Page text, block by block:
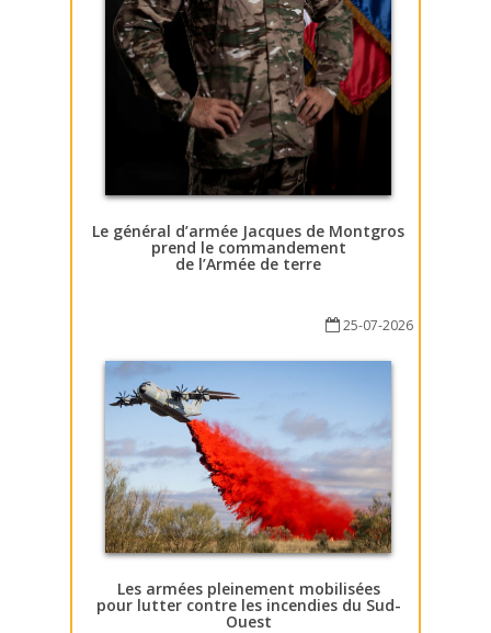
Le général d’armée Jacques de Montgros
prend le commandement
de l’Armée de terre
25-07-2026
Les armées pleinement mobilisées
pour lutter contre les incendies du Sud-
Ouest